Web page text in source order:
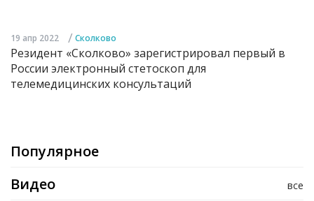
19 апр 2022 / Сколково
Резидент «Сколково» зарегистрировал первый в
России электронный стетоскоп для
телемедицинских консультаций
Популярное
все
Видео